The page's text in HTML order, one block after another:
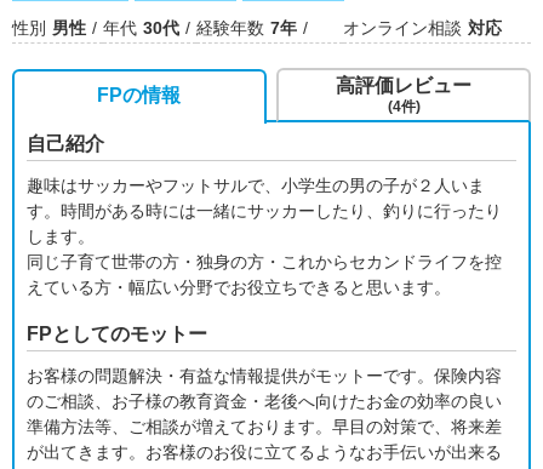
性別 男性 年代 30代 経験年数 7年 オンライン相談 対応
FPの情報
自己紹介
趣味はサッカーやフットサルで、小学生の男の子が２人いま
す。時間がある時には一緒にサッカーしたり、釣りに行ったり
します。
同じ子育て世帯の方・独身の方・これからセカンドライフを控
えている方・幅広い分野でお役立ちできると思います。
FPとしてのモットー
お客様の問題解決・有益な情報提供がモットーです。保険内容
のご相談、お子様の教育資金・老後へ向けたお金の効率の良い
準備方法等、ご相談が増えております。早目の対策で、将来差
が出てきます。お客様のお役に立てるようなお手伝いが出来る
高評価レビュー
(4件)